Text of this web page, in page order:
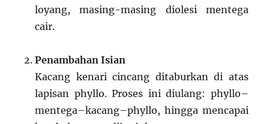
loyang, masing-masing diolesi mentega
cair.
Penambahan Isian
Kacang kenari cincang ditaburkan di atas
lapisan phyllo. Proses ini diulang: phyllo–
mentega–kacang–phyllo, hingga mencapai